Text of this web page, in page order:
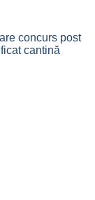
concurs post
cantină